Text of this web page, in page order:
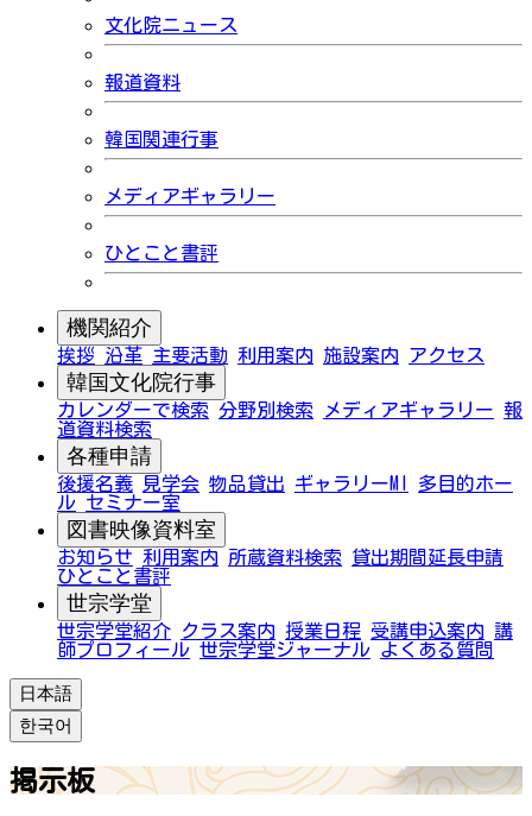
文化院ニュース
報道資料
韓国関連行事
メディアギャラリー
ひとこと書評
機関紹介
挨拶 沿革 主要活動 利用案内 施設案内 アクセス
韓国文化院行事
カレンダーで検索 分野別検索 メディアギャラリー 報
道資料検索
各種申請
後援名義 見学会 物品貸出 ギャラリーMI
多目的ホー
ル セミナー室
図書映像資料室
お知らせ 利用案内 所蔵資料検索
貸出期間延長申請
ひとこと書評
世宗学堂
世宗学堂紹介 クラス案内 授業日程 受講申込案内 講
師プロフィール 世宗学堂ジャーナル よくある質問
日本語
한국어
掲示板